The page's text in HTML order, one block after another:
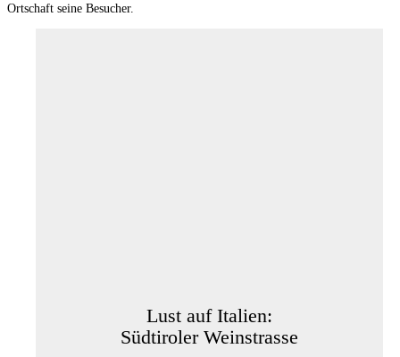
Ortschaft seine Besucher.
Lust auf Italien:
Südtiroler Weinstrasse